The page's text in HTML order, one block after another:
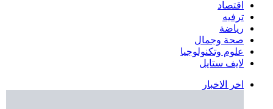
اقتصاد
ترفيه
رياضة
صحة وجمال
علوم وتكنولوجيا
لايف ستايل
اخر الاخبار